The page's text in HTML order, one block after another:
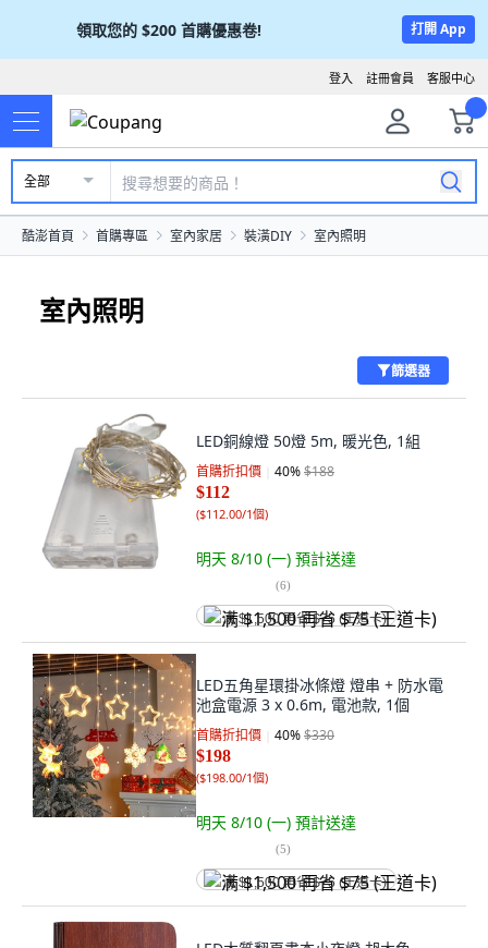
領取您的 $200 首購優惠卷! 打開 App
客服中心
註冊會員
登入
全部
酷澎首頁 首購專區 室內家居 裝潢DIY 室內照明
室內照明
篩選器
LED銅線燈 50燈 5m, 暖光色, 1組
首購折扣價 40%$188
$112
($112.00/1個)
明天 8/10 (一) 預計送達
(6)
满 $1,500 再省 $75 (王道卡)
LED五角星環掛冰條燈 燈串 + 防水電
池盒電源 3 x 0.6m, 電池款, 1個
首購折扣價 40%$330
$198
($198.00/1個)
明天 8/10 (一) 預計送達
(5)
满 $1,500 再省 $75 (王道卡)